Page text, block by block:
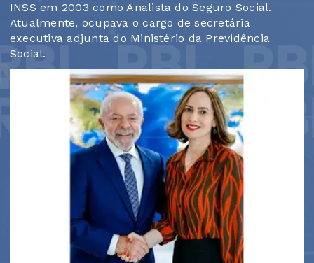
INSS em 2003 como Analista do Seguro Social.
Atualmente, ocupava o cargo de secretária
executiva adjunta do Ministério da Previdência
Social.